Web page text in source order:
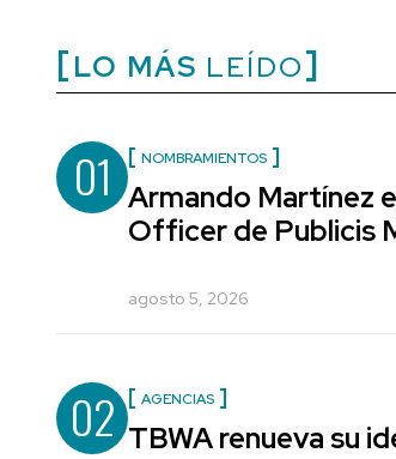
LO MÁS LEÍDO
01 NOMBRAMIENTOS
Armando Martínez
Officer de Publicis
agosto 5, 2026
02 AGENCIAS
TBWA renueva su